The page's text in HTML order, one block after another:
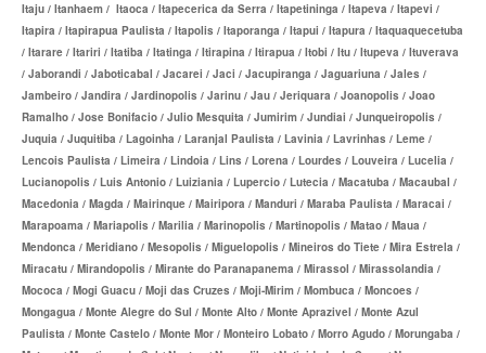
SÃO MIGUEL PLANO DE SAÚDE INDIVIDUAL
STA CASA MAUÁ PLANO DE SAÚDE INDIVIDUAL
TOTAL MEDCARE PLANO DE SAÚDE INDIVIDUAL
ÚNICA PLANO DE SAÚDE INDIVIDUAL
UNIHOSP PLANO DE SAÚDE INDIVIDUAL
UNIMED GUARULHOS PLANO DE SAÚDE INDIVIDUAL
PLANO DE SAÚDE FAMILIAR
Itaju / Itanhaem / Itaoca / Itapecerica da Serra / Itapetininga / Itapeva / Itapevi /
Itapira / Itapirapua Paulista / Itapolis / Itaporanga / Itapui / Itapura / Itaquaquecetuba
/ Itarare / Itariri / Itatiba / Itatinga / Itirapina / Itirapua / Itobi / Itu / Itupeva / Ituverava
/ Jaborandi / Jaboticabal / Jacarei / Jaci / Jacupiranga / Jaguariuna / Jales /
Jambeiro / Jandira / Jardinopolis / Jarinu / Jau / Jeriquara / Joanopolis / Joao
Ramalho / Jose Bonifacio / Julio Mesquita / Jumirim / Jundiai / Junqueiropolis /
Juquia / Juquitiba / Lagoinha / Laranjal Paulista / Lavinia / Lavrinhas / Leme /
Lencois Paulista / Limeira / Lindoia / Lins / Lorena / Lourdes / Louveira / Lucelia /
Lucianopolis / Luis Antonio / Luiziania / Lupercio / Lutecia / Macatuba / Macaubal /
Macedonia / Magda / Mairinque / Mairipora / Manduri / Maraba Paulista / Maracai /
Marapoama / Mariapolis / Marilia / Marinopolis / Martinopolis / Matao / Maua /
Mendonca / Meridiano / Mesopolis / Miguelopolis / Mineiros do Tiete / Mira Estrela /
Miracatu / Mirandopolis / Mirante do Paranapanema / Mirassol / Mirassolandia /
Mococa / Mogi Guacu / Moji das Cruzes / Moji-Mirim / Mombuca / Moncoes /
Mongagua / Monte Alegre do Sul / Monte Alto / Monte Aprazivel / Monte Azul
Paulista / Monte Castelo / Monte Mor / Monteiro Lobato / Morro Agudo / Morungaba /